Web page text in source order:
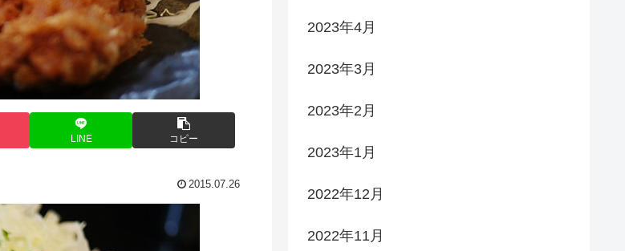
LINE コピー
2015.07.26
2023年4月
2023年3月
2023年2月
2023年1月
2022年12月
2022年11月